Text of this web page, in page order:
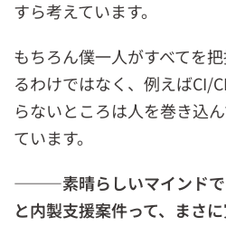
すら考えています。
もちろん僕一人がすべてを
るわけではなく、例えばCI/
らないところは人を巻き込
ています。
―――素晴らしいマインドで
と内製支援案件って、まさ